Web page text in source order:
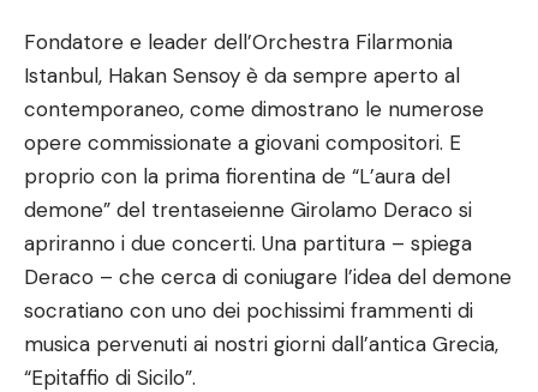
Fondatore e leader dell’Orchestra Filarmonia
Istanbul, Hakan Sensoy è da sempre aperto al
contemporaneo, come dimostrano le numerose
opere commissionate a giovani compositori. E
proprio con la prima fiorentina de “L’aura del
demone” del trentaseienne Girolamo Deraco si
apriranno i due concerti. Una partitura – spiega
Deraco – che cerca di coniugare l’idea del demone
socratiano con uno dei pochissimi frammenti di
musica pervenuti ai nostri giorni dall’antica Grecia,
“Epitaffio di Sicilo”.